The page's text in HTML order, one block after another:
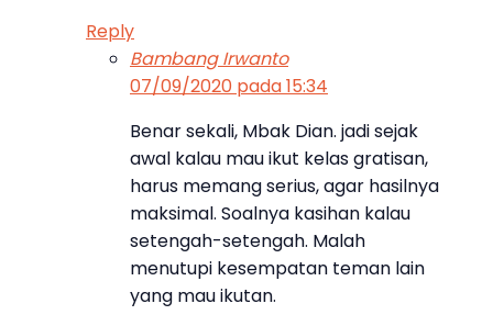
Reply
Bambang Irwanto
07/09/2020 pada 15:34
Benar sekali, Mbak Dian. jadi sejak
awal kalau mau ikut kelas gratisan,
harus memang serius, agar hasilnya
maksimal. Soalnya kasihan kalau
setengah-setengah. Malah
menutupi kesempatan teman lain
yang mau ikutan.